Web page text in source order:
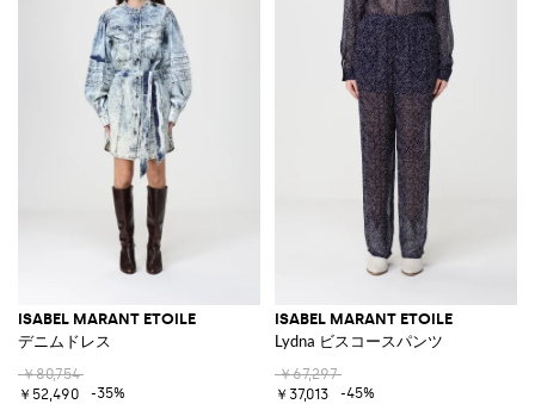
ISABEL MARANT ETOILE
デニムドレス
￥80,754
￥52,490
-35%
ISABEL MARANT ETOILE
Lydna ビスコースパンツ
￥67,297
￥37,013
-45%